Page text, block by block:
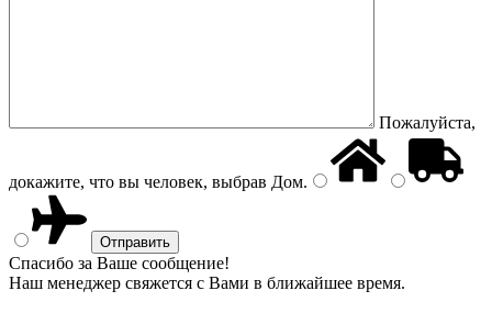
Пожалуйста,
докажите, что вы человек, выбрав Дом.
Спасибо за Ваше сообщение!
Наш менеджер свяжется с Вами в ближайшее время.